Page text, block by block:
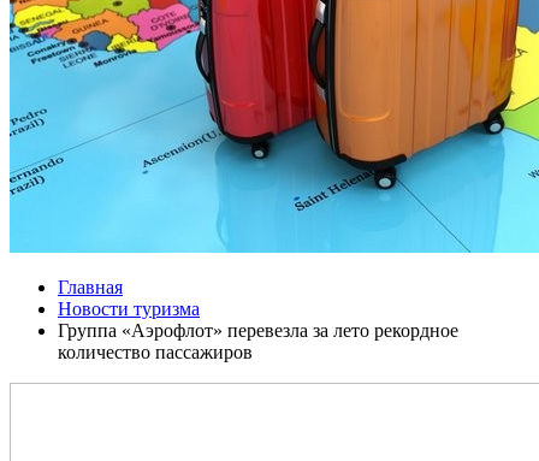
Главная
Новости туризма
Группа «Аэрофлот» перевезла за лето рекордное
количество пассажиров